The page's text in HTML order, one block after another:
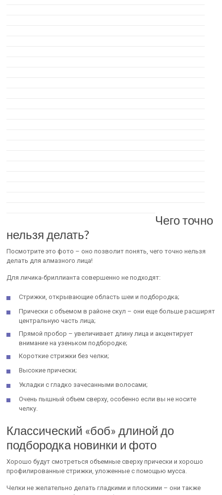
Чего точно
нельзя делать?
Посмотрите это фото – оно позволит понять, чего точно нельзя
делать для алмазного лица!
Для личика-бриллианта совершенно не подходят:
Стрижки, открывающие область шеи и подбородка;
Прически с объемом в районе скул – они еще больше расширят
центральную часть лица;
Прямой пробор – увеличивает длину лица и акцентирует
внимание на узеньком подбородке;
Короткие стрижки без челки;
Высокие прически;
Укладки с гладко зачесанными волосами;
Очень пышный объем сверху, особенно если вы не носите
челку.
Классический «боб» длиной до
подбородка новинки и фото
Хорошо будут смотреться объемные сверху прически и хорошо
профилированные стрижки, уложенные с помощью мусса.
Челки не желательно делать гладкими и плоскими – они также